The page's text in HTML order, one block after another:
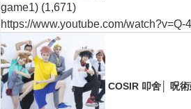
game1) (1,671)
https://www.youtube.com/watch?v=Q-
COSIR 叩舍│ 呪